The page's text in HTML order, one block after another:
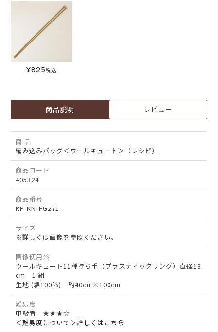
¥825税込
商品説明 レビュー
商 品
編み込みバッグ＜ウールキュート＞（レシピ）
商品コード
405324
商品番号
RP-KN-FG271
サイズ
※詳しくは画像を参照ください。
画像使用糸
ウールキュート11種持ち手（プラスティックリング）直径13
cm 1 組
生地 (綿100％) 約40cm×100cm
難易度
中級者 ★★★☆
＜難易度について＞詳しくはこちら